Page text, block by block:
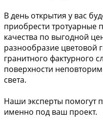
В день открытия у вас
приобрести тротуарные
качества по выгодной
разнообразие цветовой
гранитного фактурного
поверхности
света.
Наши эксперты помогут
именно под ваш проект.